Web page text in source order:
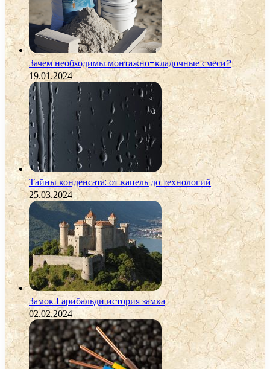
Зачем необходимы монтажно-кладочные смеси?
19.01.2024
Тайны конденсата: от капель до технологий
25.03.2024
Замок Гарибальди история замка
02.02.2024